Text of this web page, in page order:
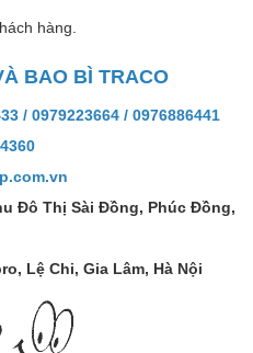
hàng.
BAO BÌ TRACO
/ 0979223664 / 0976886441
Đô Thị Sài Đồng, Phúc Đồng,
Lệ Chi, Gia Lâm, Hà Nội